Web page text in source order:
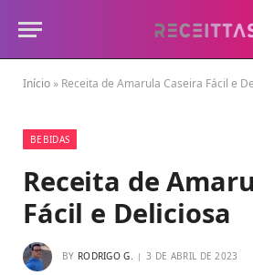
Início » Receita de Amarula Caseira Fácil e
BEBIDAS
Receita de
Fácil e Deliciosa
BY RODRIGO G. 3 DE ABRIL DE 2023